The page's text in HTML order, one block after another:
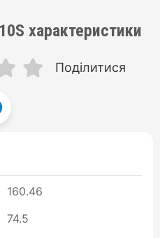
характеристики
Поділитися
160.46
74.5